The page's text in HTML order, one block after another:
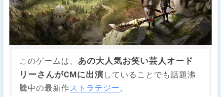
このゲームは、 あの大人気お笑い芸人オード
リーさんがCMに出演 していることでも話題沸
騰中の最新作ストラテジー 。